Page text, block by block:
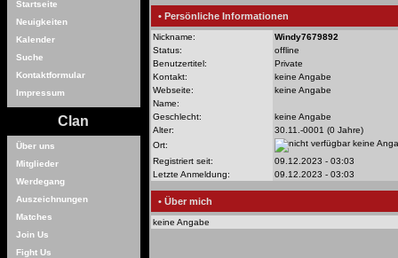
Startseite
Neuigkeiten
Kalender
Suche
Kontaktformular
Impressum
Clan
Über uns
Mitglieder
Werdegang
Auszeichnungen
Matches
Join Us
Fight Us
• Persönliche Informationen
Nickname:
Windy7679892
Status:
offline
Benutzertitel:
Private
Kontakt:
keine Angabe
Webseite:
keine Angabe
Name:
Geschlecht:
keine Angabe
Alter:
30.11.-0001 (0 Jahre)
Ort:
keine
Registriert seit:
09.12.2023 - 03:03
Letzte Anmeldung:
09.12.2023 - 03:03
• Über mich
keine Angabe